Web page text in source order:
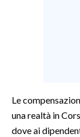
MOTORI
Le
una realtà in
dove ai